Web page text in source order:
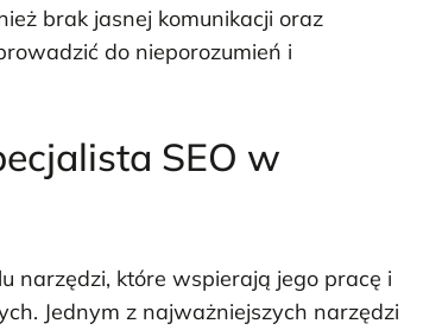
brak jasnej komunikacji oraz
do nieporozumień i
SEO w
narzędzi, które wspierają jego pracę i
Jednym z najważniejszych narzędzi